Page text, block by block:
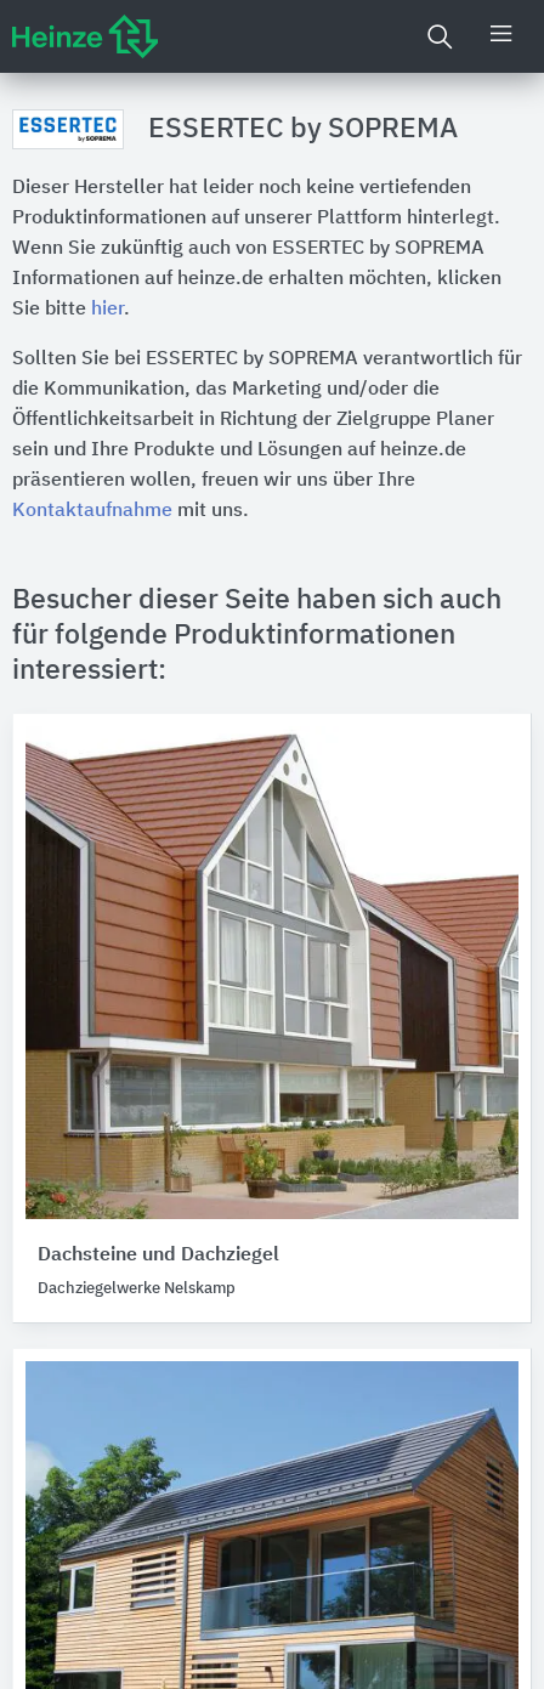
ESSERTEC by SOPREMA
Dieser Hersteller hat leider noch keine vertiefenden
Produktinformationen auf unserer Plattform hinterlegt.
Wenn Sie zukünftig auch von ESSERTEC by SOPREMA
Informationen auf heinze.de erhalten möchten, klicken
Sie bitte hier.
Sollten Sie bei ESSERTEC by SOPREMA verantwortlich für
die Kommunikation, das Marketing und/oder die
Öffentlichkeitsarbeit in Richtung der Zielgruppe Planer
sein und Ihre Produkte und Lösungen auf heinze.de
präsentieren wollen, freuen wir uns über Ihre
Kontaktaufnahme mit uns.
Besucher dieser Seite haben sich auch
für folgende Produktinformationen
interessiert:
Dachsteine und Dachziegel
Dachziegelwerke Nelskamp